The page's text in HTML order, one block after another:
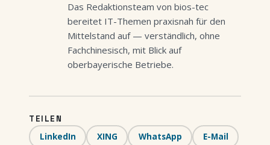
Das Redaktionsteam von bios-tec
bereitet IT-Themen praxisnah für den
Mittelstand auf — verständlich, ohne
Fachchinesisch, mit Blick auf
oberbayerische Betriebe.
TEILEN
LinkedIn XING WhatsApp E-Mail